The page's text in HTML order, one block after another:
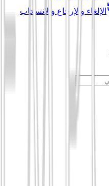
الإلغاء والإرجاع والانسحاب